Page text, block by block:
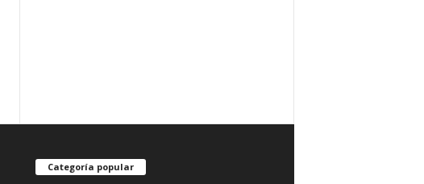
Categoría popular